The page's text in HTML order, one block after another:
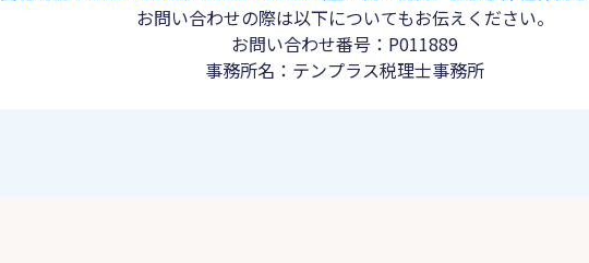
お問い合わせの際は以下についてもお伝えください。
お問い合わせ番号：P011889
事務所名：テンプラス税理士事務所